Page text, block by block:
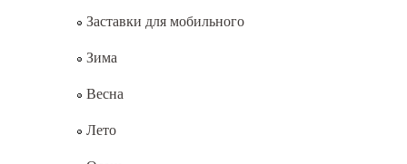
Заставки для мобильного
Зима
Весна
Лето